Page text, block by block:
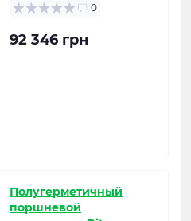
0
92 346 грн
Полугерметичный
поршневой